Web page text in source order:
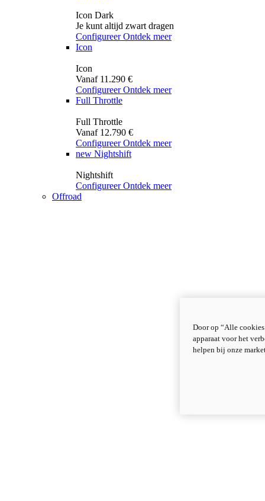
Icon Dark
Je kunt altijd zwart dragen
Configureer Ontdek meer
Icon
Icon
Vanaf 11.290 €
Configureer Ontdek meer
Full Throttle
Full Throttle
Vanaf 12.790 €
Configureer Ontdek meer
new Nightshift
Nightshift
Configureer Ontdek meer
Offroad
Door op “Alle
apparaat voor het
helpen bij onze